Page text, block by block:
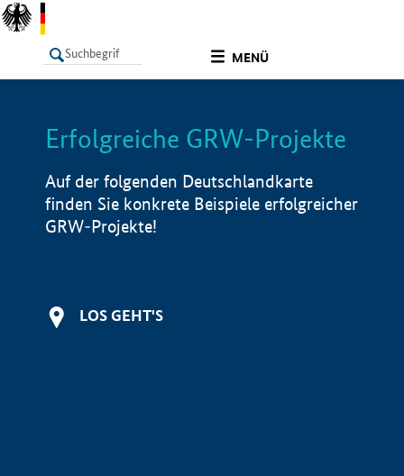
MENÜ
LISTE Info
Erfolgreiche GRW-Projekte
Auf der folgenden Deutschlandkarte
finden Sie konkrete Beispiele erfolgreicher
GRW-Projekte!
LOS GEHT'S